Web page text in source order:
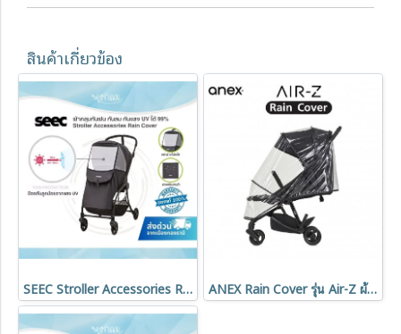
สินค้าเกี่ยวข้อง
SEEC Stroller Accessories Rain Cover ผ้าคลุมกันฝน กันลม กัน UV สำหรับรถเข็นเด็ก ANEX Rain Cover รุ่น Air-Z ผ้าคลุมกันฝนรถเข็นเด็ก สำหรับรถเข็น Anex Air-Z